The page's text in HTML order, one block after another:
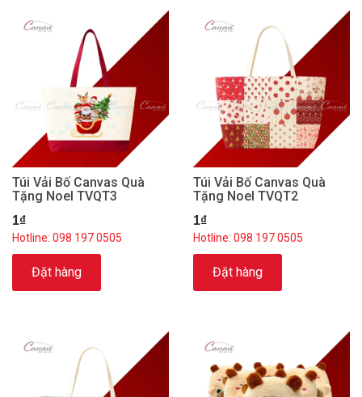
Túi Vải Bố Canvas Quà
Tặng Noel TVQT3
1₫
Hotline: 098 197 0505
Đặt hàng
Túi Vải Bố Canvas Quà
Tặng Noel TVQT2
1₫
Hotline: 098 197 0505
Đặt hàng